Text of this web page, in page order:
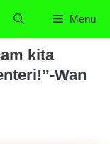
Menu
kita
Wan